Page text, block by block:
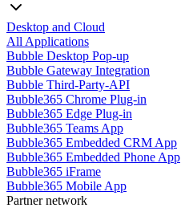
Desktop and Cloud
All Applications
Bubble Desktop Pop-up
Bubble Gateway Integration
Bubble Third-Party-API
Bubble365 Chrome Plug-in
Bubble365 Edge Plug-in
Bubble365 Teams App
Bubble365 Embedded CRM App
Bubble365 Embedded Phone App
Bubble365 iFrame
Bubble365 Mobile App
Partner network